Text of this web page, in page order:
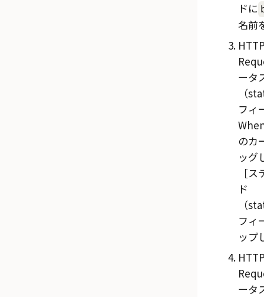
ドに
名前
ータ
（
フィ
のカ
ッグ
ス
ド
（
フィ
ップ
ータ